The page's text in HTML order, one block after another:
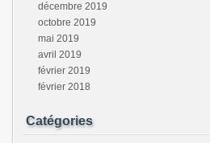
décembre 2019
octobre 2019
mai 2019
avril 2019
février 2019
février 2018
Catégories